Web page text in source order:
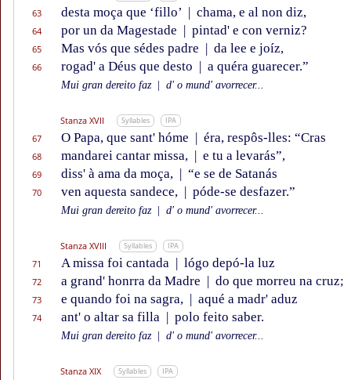
63 desta moça que ‘fillo’ | chama, e al non diz,
64 por un da Magestade | pintad' e con verniz?
65 Mas vós que sédes padre | da lee e joíz,
66 rogad' a Déus que desto | a quéra guarecer.”
Mui gran dereito faz d' o mund' avorrecer...
Stanza XVII Syllables IPA
67 O Papa, que sant' hóme | éra, respôs-lles: “Cras
68 mandarei cantar missa, | e tu a levarás”,
69 diss' à ama da moça, | “e se de Satanás
70 ven aquesta sandece, | póde-se desfazer.”
Mui gran dereito faz d' o mund' avorrecer...
Stanza XVIII Syllables IPA
71 A missa foi cantada | lógo depó-la luz
72 a grand' honrra da Madre | do que morreu na cruz;
73 e quando foi na sagra, | aqué a madr' aduz
74 ant' o altar sa filla | polo feito saber.
Mui gran dereito faz d' o mund' avorrecer...
Stanza XIX Syllables IPA